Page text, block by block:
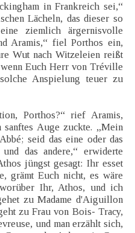
in Frankreich sei,“
Lächeln, das dieser so
ziemlich ärgernisvolle
Aramis,“ fiel Porthos ein,
Wut nach Witzeleien reißt
Euch Herr von Tréville
Anspielung teuer zu
Porthos?“ rief Aramis,
Auge zuckte. „Mein
seid das eine oder das
das andere,“ erwiderte
jüngst gesagt: Ihr esset
grämt Euch nicht, es wäre
Ihr, Athos, und ich
zu Madame d'Aiguillon
zu Frau von Bois- Tracy,
und man erzählt sich,